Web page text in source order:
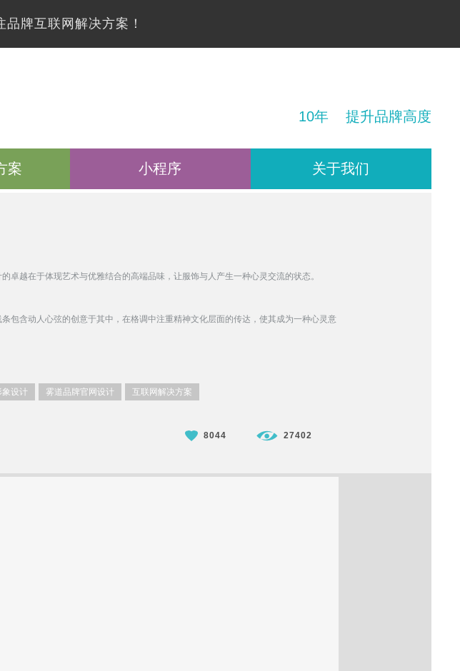
牌互联网解决方案！
10年 提升品牌高度
案 小程序 关于我们
越在于体现艺术与优雅结合的高端品味，让服饰与人产生一种心灵交流的状态。
包含动人心弦的创意于其中，在格调中注重精神文化层面的传达，使其成为一种心灵意
象设计 雾道品牌官网设计 互联网解决方案
8044 27402